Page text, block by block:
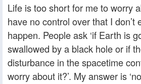
Life is too short for me to worry
have no control over that I don’t
happen. People ask ‘if Earth is
swallowed by a black hole or if
disturbance in the spacetime
worry about it?’. My answer is